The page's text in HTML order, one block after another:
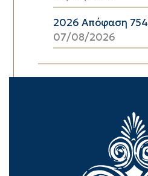
2026 Απόφαση 754
07/08/2026